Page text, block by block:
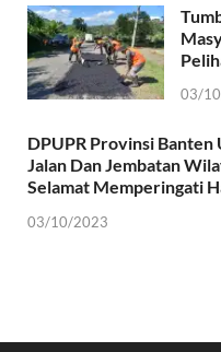
03/
DPUPR Provinsi Banten
Jalan Dan Jembatan
Selamat Memperingati
03/10/2023